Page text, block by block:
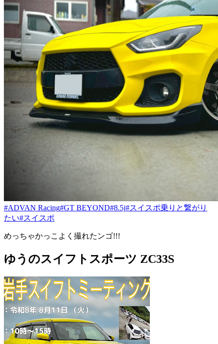
#ADVAN Racing#GT BEYOND#8.5j#スイスポ乗りと繋がり
たい#スイスポ
めっちゃかっこよく撮れたンゴ!!!
ゆうのスイフトスポーツ ZC33S